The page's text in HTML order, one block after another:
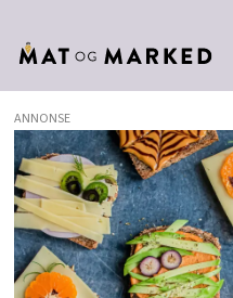
Tags:
sunn
snacks
ANNONSE